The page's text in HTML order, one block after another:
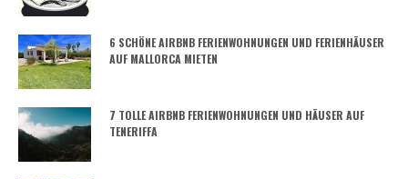
6 SCHÖNE AIRBNB FERIENWOHNUNGEN UND FERIENHÄUSER
AUF MALLORCA MIETEN
7 TOLLE AIRBNB FERIENWOHNUNGEN UND HÄUSER AUF
TENERIFFA